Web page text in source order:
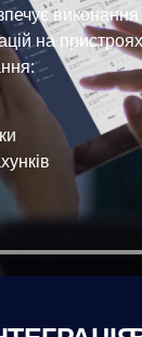
на пристроях